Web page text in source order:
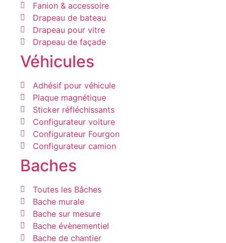
Fanion & accessoire
Drapeau de bateau
Drapeau pour vitre
Drapeau de façade
Véhicules
Adhésif pour véhicule
Plaque magnétique
Sticker réfléchissants
Configurateur voiture
Configurateur Fourgon
Configurateur camion
Baches
Toutes les Bâches
Bache murale
Bache sur mesure
Bache évènementiel
Bache de chantier